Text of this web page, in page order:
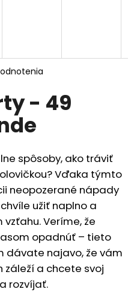
- 49
spôsoby, ako tráviť
Vďaka týmto
neopozerané nápady
užiť naplno a
Veríme, že
opadnúť – tieto
dávate najavo, že vám
a chcete svoj
rozvíjať.